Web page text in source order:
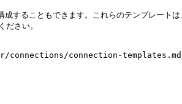
することもできます。これらのテンプレー
ださい。
connections/connection-